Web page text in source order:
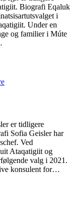
Biografi Eqaluk
i
Under en
og familier i Múte
er tidligere
Sofia Geisler har
Ved
Ataqatigiit og
valg i 2021.
konsulent for…